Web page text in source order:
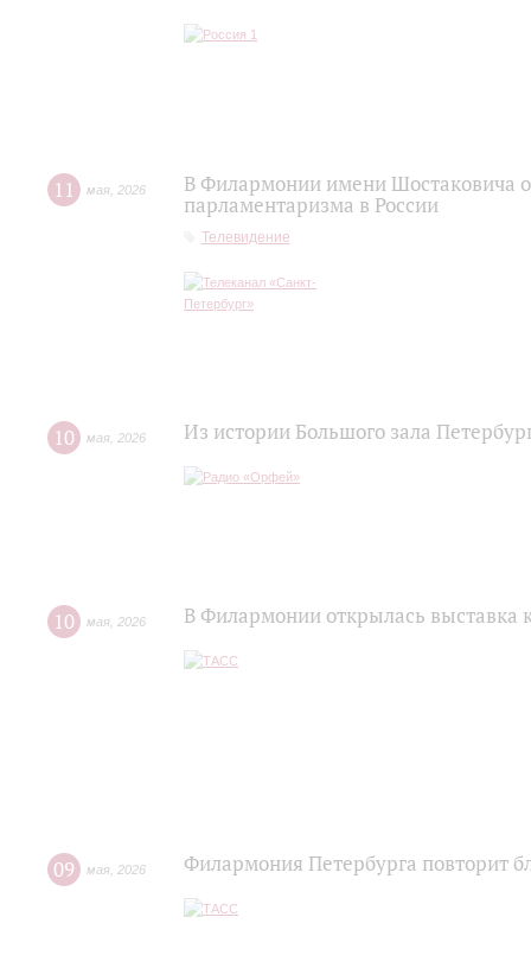
11 мая 2026
В Филармонии имени Шостаковича
парламентаризма в России
Телевидение
10 мая 2026 Из истории Большого зала
10 мая 2026 В Филармонии открылась выставка
09 мая 2026 Филармония Петербурга повторит